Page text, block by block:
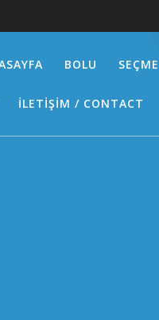
BOLU
İLETİŞİM / CONTACT